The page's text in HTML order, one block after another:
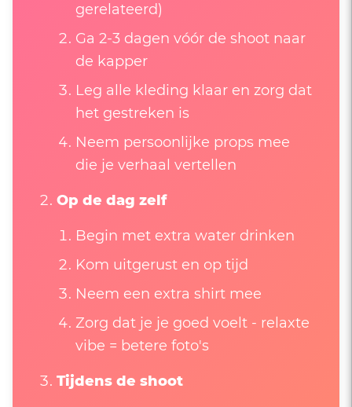
gerelateerd)
Ga 2-3 dagen vóór de shoot naar
de kapper
Leg alle kleding klaar en zorg dat
het gestreken is
Neem persoonlijke props mee
die je verhaal vertellen
Op de dag zelf
Begin met extra water drinken
Kom uitgerust en op tijd
Neem een extra shirt mee
Zorg dat je je goed voelt - relaxte
vibe = betere foto's
Tijdens de shoot